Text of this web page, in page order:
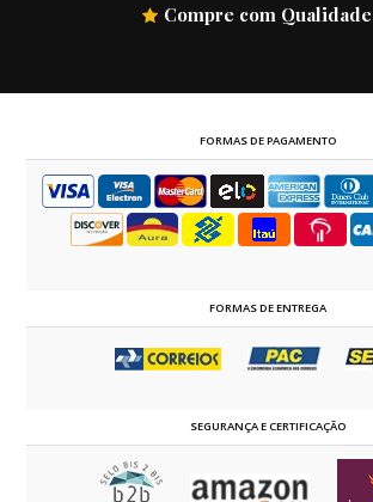
Compre com Qualidade
FORMAS DE PAGAMENTO
FORMAS DE ENTREGA
SEGURANÇA E CERTIFICAÇÃO